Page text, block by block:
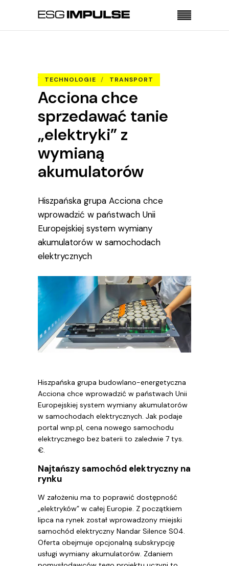
TECHNOLOGIE TRANSPORT
Acciona chce
sprzedawać tanie
„elektryki” z
wymianą
akumulatorów
Hiszpańska grupa Acciona chce
wprowadzić w państwach Unii
Europejskiej system wymiany
akumulatorów w samochodach
elektrycznych
Hiszpańska grupa budowlano-energetyczna
Acciona chce wprowadzić w państwach Unii
Europejskiej system wymiany akumulatorów
w samochodach elektrycznych. Jak podaje
portal wnp.pl, cena nowego samochodu
elektrycznego bez baterii to zaledwie 7 tys.
€.
Najtańszy samochód elektryczny na
rynku
W założeniu ma to poprawić dostępność
„elektryków” w całej Europie. Z początkiem
lipca na rynek został wprowadzony miejski
samochód elektryczny Nandar Silence S04.
Oferta obejmuje opcjonalną subskrypcję
usługi wymiany akumulatorów. Zdaniem